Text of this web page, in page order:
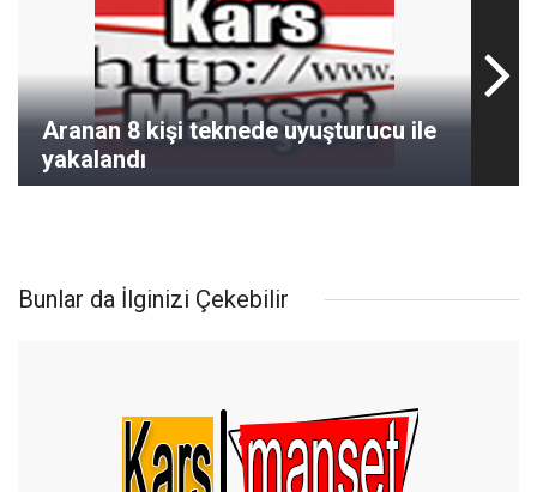
Aranan 8 kişi teknede uyuşturucu ile
yakalandı
Bunlar da İlginizi Çekebilir